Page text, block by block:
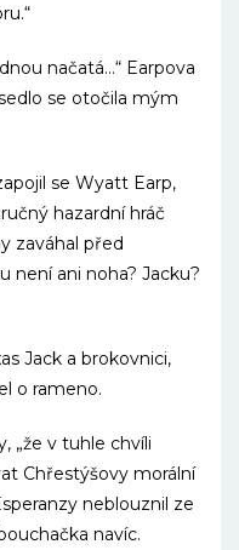
načatá…“ Earpova
se otočila mým
se Wyatt Earp,
hazardní hráč
zaváhal před
není ani noha? Jacku?
Jack a brokovnici,
o rameno.
„že v tuhle chvíli
Chřestýšovy morální
neblouznil ze
navíc.